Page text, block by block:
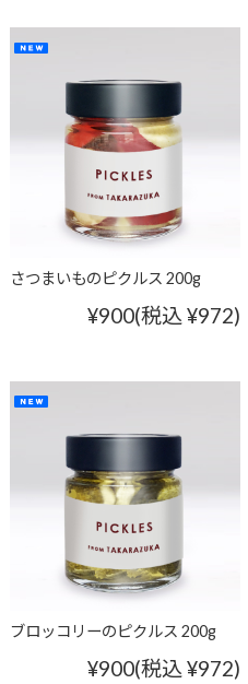
さつまいものピクルス 200g
¥900(税込 ¥972)
ブロッコリーのピクルス 200g
¥900(税込 ¥972)